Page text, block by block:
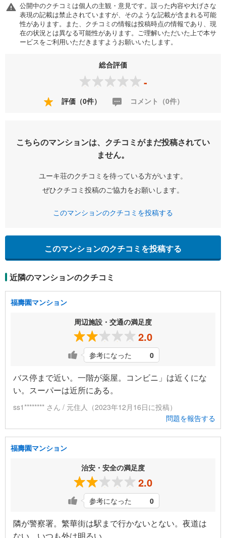
公開中のクチコミは個人の主観・意見です。誤った内容や大げさな
表現の記載は禁止されていますが、そのような記載が含まれる可能
性があります。また、クチコミの情報は投稿時点の情報であり、現
在の状況とは異なる可能性があります。ご理解いただいた上で本サ
ービスをご利用いただきますようお願いいたします。
総合評価
-
評価（0件） コメント（0件）
こちらのマンションは、クチコミがまだ投稿されてい
ません。
ユーキ荘のクチコミを待っている方がいます。
ぜひクチコミ投稿のご協力をお願いします。
このマンションのクチコミを投稿する
このマンションのクチコミを投稿する
近隣のマンションのクチコミ
福壽園マンション
周辺施設・交通の満足度
2.0
参考になった 0
バス停まで近い。一階が薬屋。コンビニ」は近くにな
い。スーパーは近所にある。
ss1******** さん / 元住人（2023年12月16日に投稿）
問題を報告する
福壽園マンション
治安・安全の満足度
2.0
参考になった 0
隣が警察署。繁華街は駅まで行かないとない。夜道は